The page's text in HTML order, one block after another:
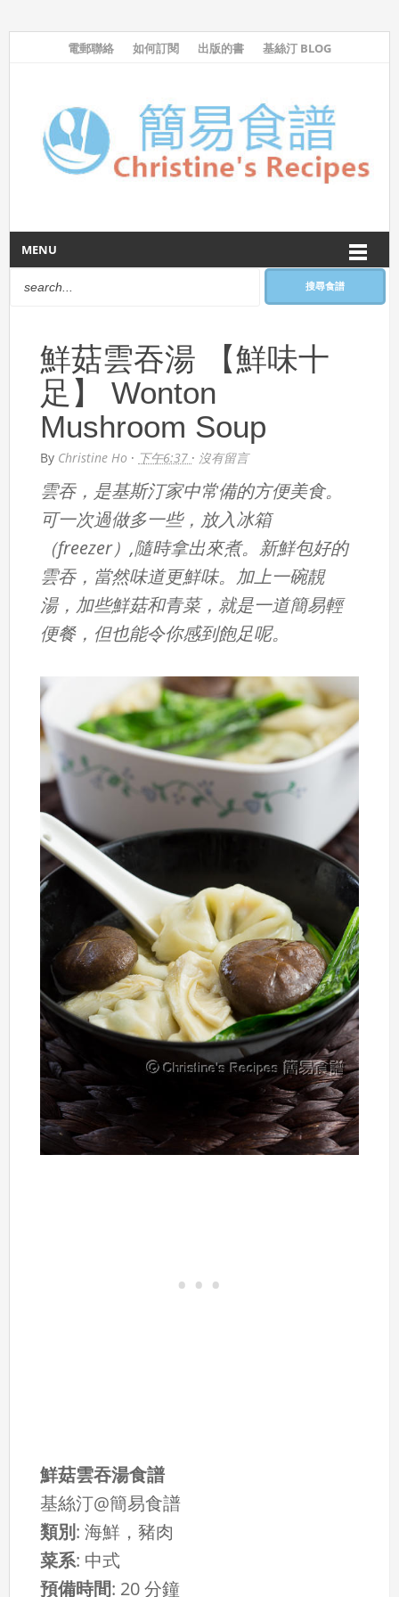
電郵聯絡 如何訂閱 出版的書 基絲汀 BLOG
MENU
搜尋食譜
鮮菇雲吞湯 【鮮味十
足】 Wonton
Mushroom Soup
By Christine Ho · 下午6:37 · 沒有留言
雲吞，是基斯汀家中常備的方便美食。
可一次過做多一些，放入冰箱
（freezer）,隨時拿出來煮。新鮮包好的
雲吞，當然味道更鮮味。加上一碗靚
湯，加些鮮菇和青菜，就是一道簡易輕
便餐，但也能令你感到飽足呢。
鮮菇雲吞湯食譜
基絲汀@簡易食譜
類別:海鮮，豬肉
菜系: 中式
預備時間: 20 分鐘